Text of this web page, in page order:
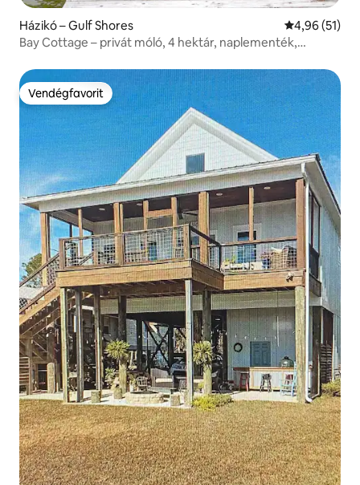
Házikó – Gulf Shores Átlagos
4,96 (51)
Bay Cottage – privát móló, 4 hektár, naplementék,
Vendégfavorit
Vendégfavorit